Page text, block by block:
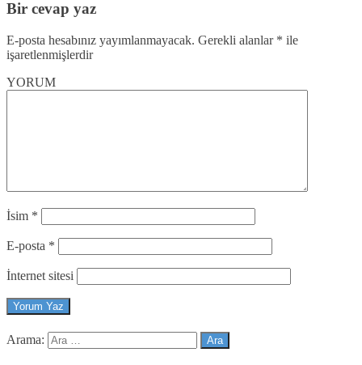
Bir cevap yaz
E-posta hesabınız yayımlanmayacak. Gerekli alanlar * ile
işaretlenmişlerdir
YORUM
İsim *
E-posta *
İnternet sitesi
Arama: